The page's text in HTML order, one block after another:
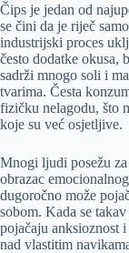
Čips je jedan od
se čini da je riječ
industrijski proces
često dodatke okusa,
sadrži mnogo soli i
tvarima. Česta
fizičku nelagodu, što
koje su već osjetljive.
Mnogi ljudi posežu za
obrazac
dugoročno može
sobom. Kada se
pojačaju anksioznost
nad vlastitim